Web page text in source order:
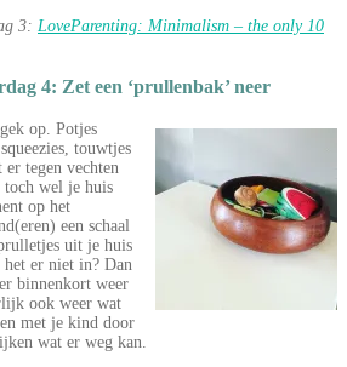
3: LoveParenting: Minimalism – the only 10
4: Zet een ‘prullenbak’ neer
op. Potjes
touwtjes
er tegen vechten
wel je huis
op het
een schaal
uit je huis
het er niet in? Dan
binnenkort weer
ook weer wat
met je kind door
wat er weg kan.